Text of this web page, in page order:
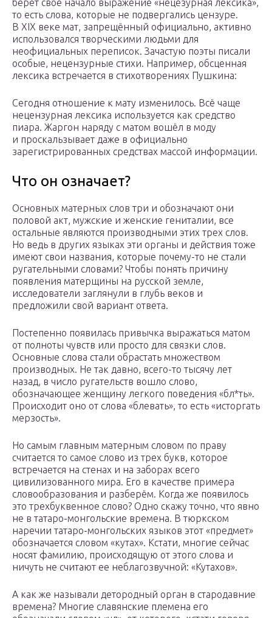
берёт своё начало выражение «нецезурная лексика»,
то есть слова, которые не подвергались цензуре.
В XIX веке мат, запрещённый официально, активно
использовался творческими людьми для
неофициальных переписок. Зачастую поэты писали
особые, нецензурные стихи. Например, обсценная
лексика встречается в стихотворениях Пушкина:
Сегодня отношение к мату изменилось. Всё чаще
нецензурная лексика используется как средство
пиара. Жаргон наряду с матом вошёл в моду
и проскальзывает даже в официально
зарегистрированных средствах массой информации.
Что он означает?
Основных матерных слов три и обозначают они
половой акт, мужские и женские гениталии, все
остальные являются производными этих трех слов.
Но ведь в других языках эти органы и действия тоже
имеют свои названия, которые почему-то не стали
ругательными словами? Чтобы понять причину
появления матерщины на русской земле,
исследователи заглянули в глубь веков и
предложили свой вариант ответа.
Постепенно появилась привычка выражаться матом
от полноты чувств или просто для связки слов.
Основные слова стали обрастать множеством
производных. Не так давно, всего-то тысячу лет
назад, в число ругательств вошло слово,
обозначающее женщину легкого поведения «бл*ть».
Происходит оно от слова «блевать», то есть «исторгать
мерзость».
Но самым главным матерным словом по праву
считается то самое слово из трех букв, которое
встречается на стенах и на заборах всего
цивилизованного мира. Его в качестве примера
словообразования и разберём. Когда же появилось
это трехбуквенное слово? Одно скажу точно, что явно
не в татаро-монгольские времена. В тюркском
наречии татаро-монгольских языков этот «предмет»
обозначается словом «кутах». Кстати, многие сейчас
носят фамилию, происходящую от этого слова и
ничуть не считают ее неблагозвучной: «Кутахов».
А как же называли детородный орган в стародавние
времена? Многие славянские племена его